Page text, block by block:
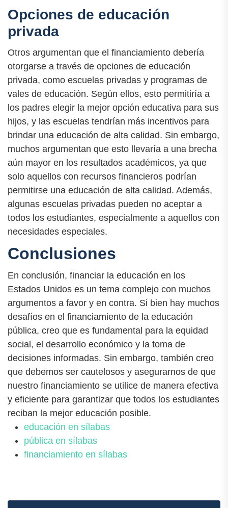
Opciones de educación
privada
Otros argumentan que el financiamiento debería
otorgarse a través de opciones de educación
privada, como escuelas privadas y programas de
vales de educación. Según ellos, esto permitiría a
los padres elegir la mejor opción educativa para sus
hijos, y las escuelas tendrían más incentivos para
brindar una educación de alta calidad. Sin embargo,
muchos argumentan que esto llevaría a una brecha
aún mayor en los resultados académicos, ya que
solo aquellos con recursos financieros podrían
permitirse una educación de alta calidad. Además,
algunas escuelas privadas pueden no aceptar a
todos los estudiantes, especialmente a aquellos con
necesidades especiales.
Conclusiones
En conclusión, financiar la educación en los
Estados Unidos es un tema complejo con muchos
argumentos a favor y en contra. Si bien hay muchos
desafíos en el financiamiento de la educación
pública, creo que es fundamental para la equidad
social, el desarrollo económico y la toma de
decisiones informadas. Sin embargo, también creo
que debemos ser cautelosos y asegurarnos de que
nuestro financiamiento se utilice de manera efectiva
y eficiente para garantizar que todos los estudiantes
reciban la mejor educación posible.
educación en sílabas
pública en sílabas
financiamiento en sílabas